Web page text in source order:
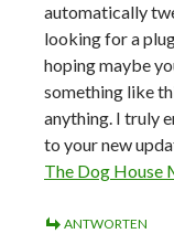
automatically
looking for a
hoping maybe
something like
anything. I truly
to your new
The Dog House
ANTWORTEN